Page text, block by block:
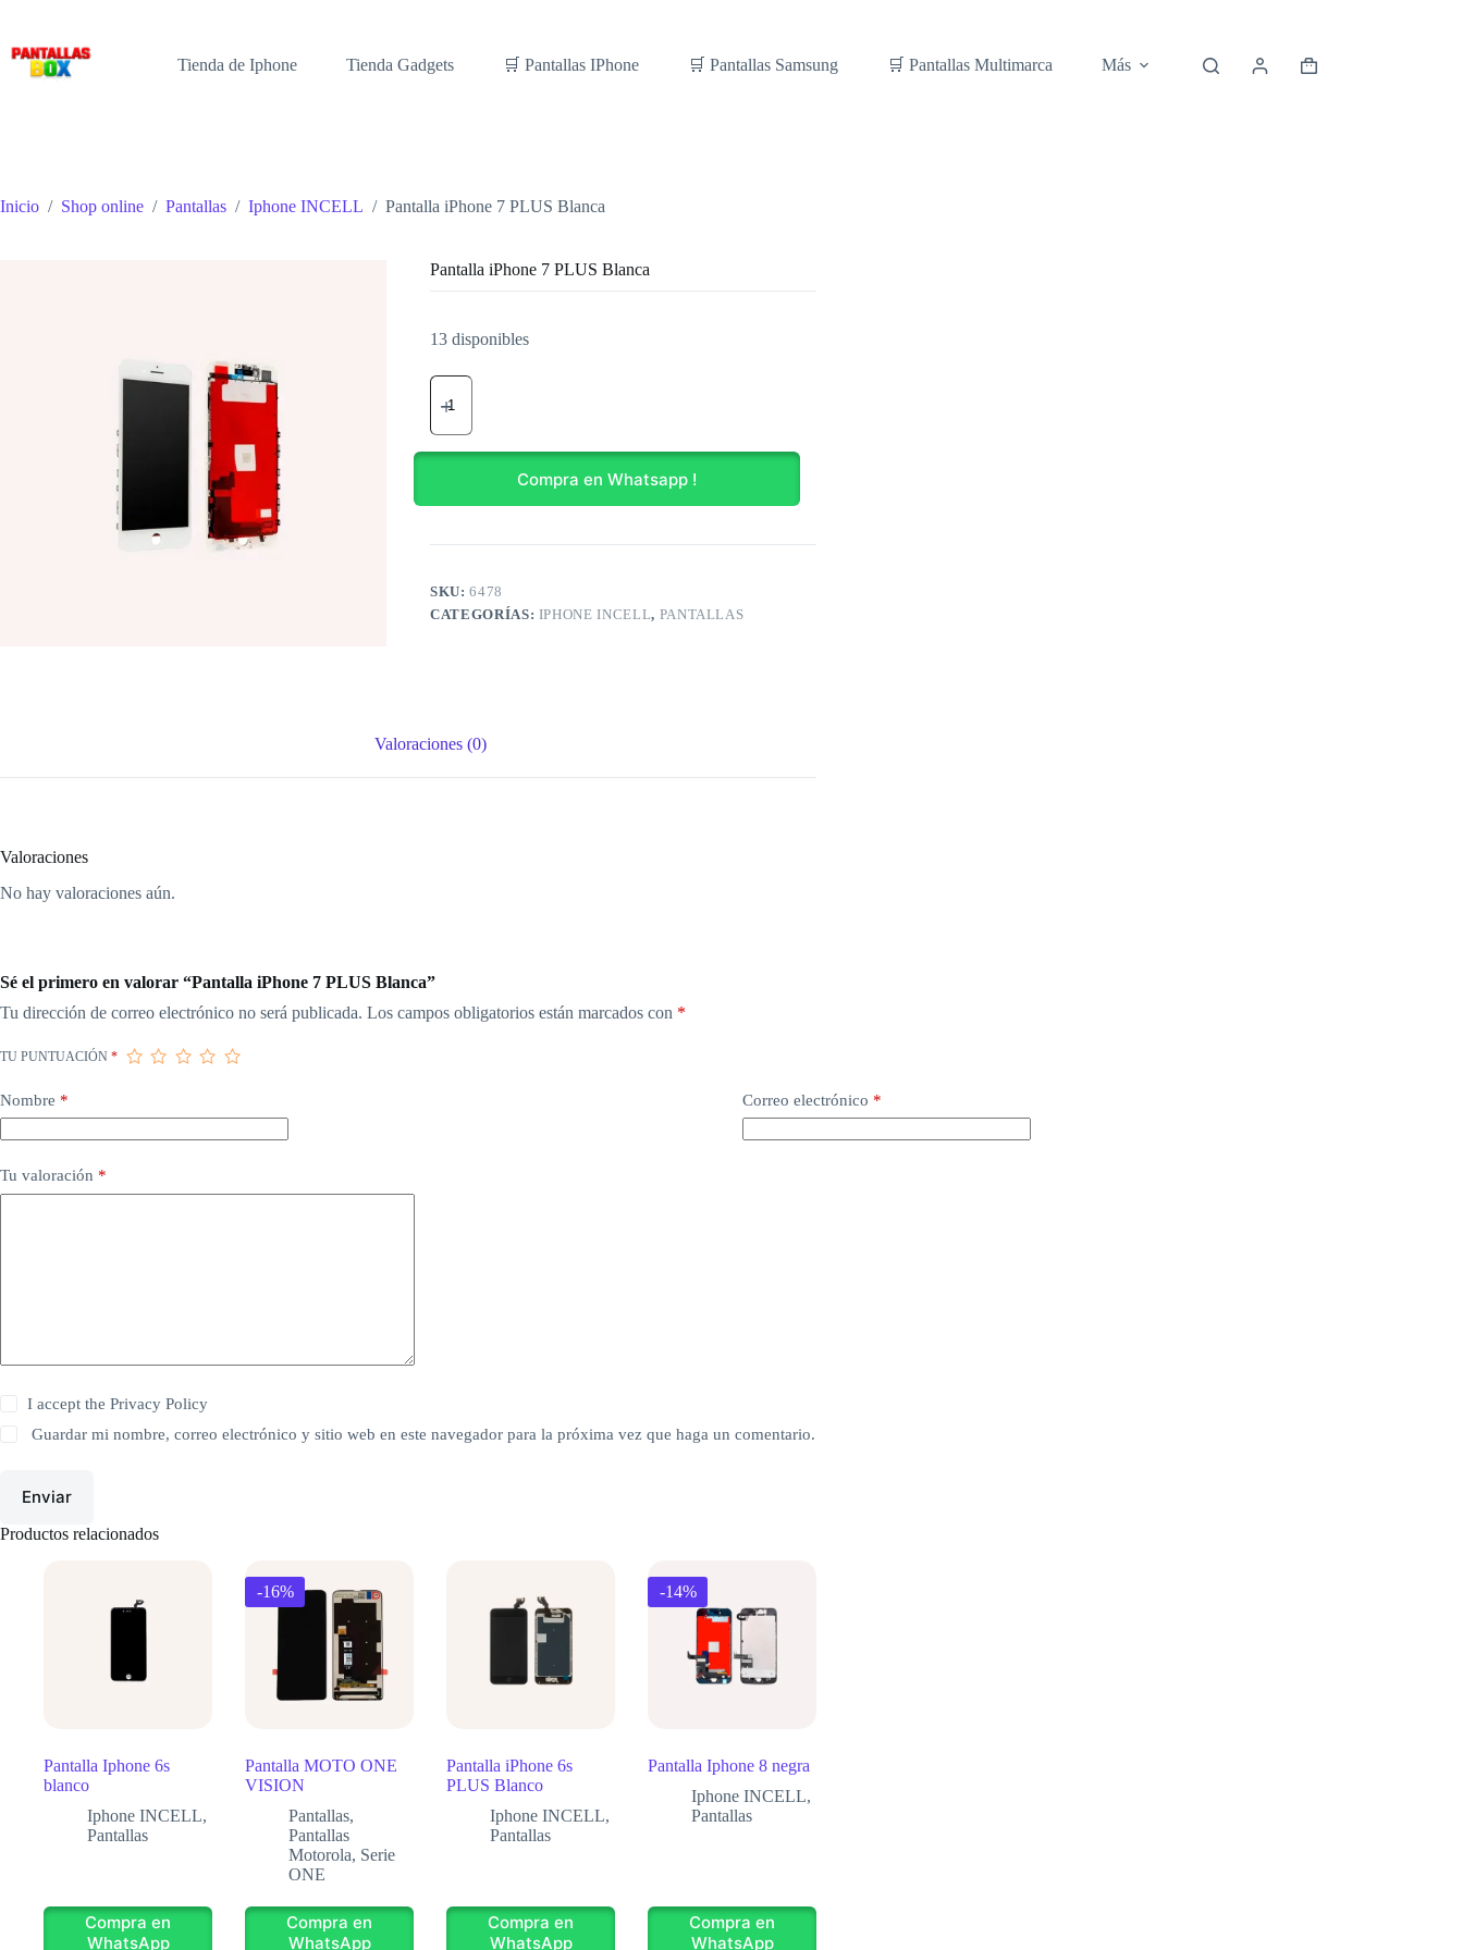
contenido
Tienda de Iphone
Tienda Gadgets 🛒 Pantallas IPhone 🛒 Pantallas Samsung 🛒 Pantallas Multimarca Más
Carro
Inicio / Shop online / Pantallas / Iphone INCELL / Pantalla iPhone 7 PLUS Blanca
Pantalla iPhone 7 PLUS Blanca
13 disponibles
Pantalla
iPhone
PLUS
Blanca
Compra en Whatsapp !
SKU:6478
CATEGORÍAS: IPHONE INCELL, PANTALLAS
Valoraciones (0)
Valoraciones
No hay valoraciones aún.
Sé el primero en valorar “Pantalla iPhone 7 PLUS Blanca”
Tu dirección de correo electrónico no será publicada. Los campos obligatorios están marcados con *
TU PUNTUACIÓN *
Nombre * Correo electrónico *
Tu valoración *
I accept thePrivacy Policy
Guardar mi nombre, correo electrónico y sitio web en este navegador para la próxima vez que haga un comentario.
Enviar
Productos relacionados
Pantalla Iphone 6s
blanco
Iphone INCELL,
Pantallas
Compra en
WhatsApp
-16%
Pantalla MOTO ONE
VISION
Pantallas,
Pantallas
Motorola, Serie
ONE
Compra en
WhatsApp
Pantalla iPhone 6s
PLUS Blanco
Iphone INCELL,
Pantallas
Compra en
WhatsApp
-14%
Pantalla Iphone 8 negra
Iphone INCELL,
Pantallas
Compra en
WhatsApp